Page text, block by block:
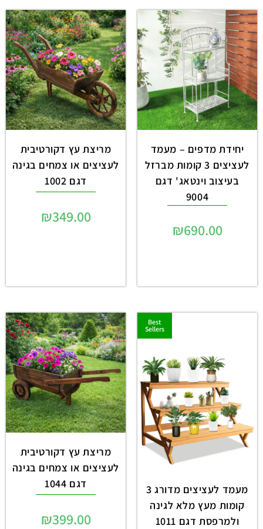
יחידת מדפים – מעמד
לעציצים 3 קומות מברזל
בעיצוב וינטאג' דגם
9004
₪690.00
מריצת עץ דקורטיבית
לעציצים או צמחים בגינה
דגם 1002
₪349.00
Best
Sellers
מעמד לעציצים מדורג 3
קומות מעץ מלא לגינה
ולמרפסת דגם 1011
מריצת עץ דקורטיבית
לעציצים או צמחים בגינה
דגם 1044
₪399.00